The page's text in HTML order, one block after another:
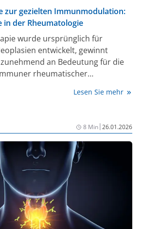
zur gezielten Immunmodulation:
in der Rheumatologie
wurde ursprünglich für
entwickelt, gewinnt
an Bedeutung für die
rheumatischer
von T-Zellen werden
Studien berichten über
Remissionen mit
Parameter. Die
befindet sich aber noch in
und ist mit
wie Sicherheitsrisiken, hohen
Herstellung verbunden.
CAR-basierte Plattformen der
darunter genetisch modifizierte
(CAR-NK-Zellen), chimäre
Lesen Sie mehr
8 Min|26.01.2026